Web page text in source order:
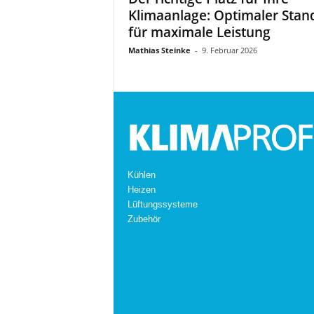
Klimaanlage: Optimaler
für maximale Leistung
Mathias Steinke - 9. Februar 2026
Kühlen
Heizen
Lüftungssysteme
Zubehör